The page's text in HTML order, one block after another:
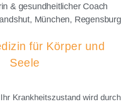
& gesundheitlicher Coach
München, Regensburg
für Körper und
Seele
Krankheitszustand wird durch